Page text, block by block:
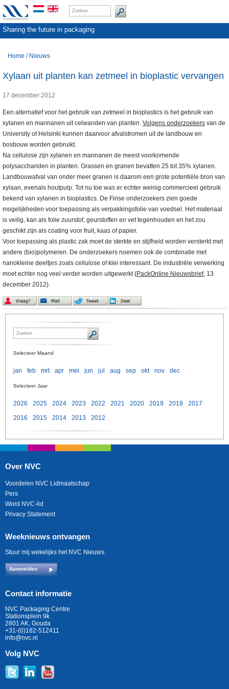
Sharing the future in packaging
Home / Nieuws
Xylaan uit planten kan zetmeel in bioplastic vervangen
17 december 2012
Een alternatief voor het gebruik van zetmeel in bioplastics is het gebruik van
xylanen en mannanen uit celwanden van planten. Volgens onderzoekers van de
University of Helsinki kunnen daarvoor afvalstromen uit de landbouw en
bosbouw worden gebruikt.
Na cellulose zijn xylanen en mannanen de meest voorkomende
polysacchariden in planten. Grassen en granen bevatten 25 tot 35% xylanen.
Landbouwafval van onder meer granen is daarom een grote potentiële bron van
xylaan, evenals houtpulp. Tot nu toe was er echter weinig commercieel gebruik
bekend van xylanen in bioplastics. De Finse onderzoekers zien goede
mogelijkheden voor toepassing als verpakkingsfolie van voedsel. Het materiaal
is veilig, kan als folie zuurstof, geurstoffen en vet tegenhouden en het zou
geschikt zijn als coating voor fruit, kaas of papier.
Voor toepassing als plastic zak moet de sterkte en stijfheid worden versterkt met
andere (bio)polymeren. De onderzoekers noemen ook de combinatie met
nanokleine deeltjes zoals cellulose of klei interessant. De industriële verwerking
moet echter nog veel verder worden uitgewerkt (PackOnline Nieuwsbrief, 13
december 2012).
Selecteer Maand
jan feb mrt apr mei jun jul aug sep okt nov dec
Selecteer Jaar
2026 2025 2024 2023 2022 2021 2020 2019 2018
2017
2016
2015 2014 2013 2012
Over NVC
Voordelen NVC Lidmaatschap
Pers
Word NVC-lid
Privacy Statement
Weeknieuws ontvangen
Stuur mij wekelijks het NVC Nieuws.
Aanmelden
Contact informatie
NVC Packaging Centre
Stationsplein 9k
2801 AK, Gouda
+31-(0)182-512411
info@nvc.nl
Volg NVC